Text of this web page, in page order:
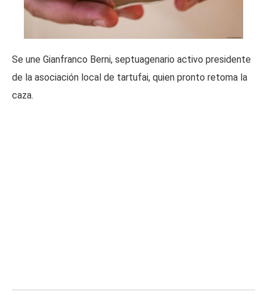
Se une Gianfranco Berni, septuagenario activo presidente
de la asociación local de tartufai, quien pronto retoma la
caza.